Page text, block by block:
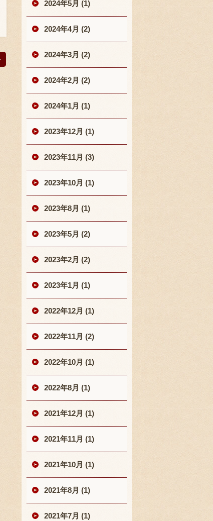
2024年5月 (1)
2024年4月 (2)
2024年3月 (2)
2024年2月 (2)
2024年1月 (1)
2023年12月 (1)
2023年11月 (3)
2023年10月 (1)
2023年8月 (1)
2023年5月 (2)
2023年2月 (2)
2023年1月 (1)
2022年12月 (1)
2022年11月 (2)
2022年10月 (1)
2022年8月 (1)
2021年12月 (1)
2021年11月 (1)
2021年10月 (1)
2021年8月 (1)
2021年7月 (1)